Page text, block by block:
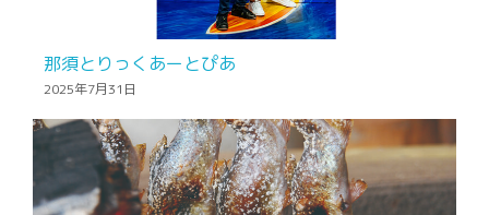
那須とりっくあーとぴあ
2025年7月31日